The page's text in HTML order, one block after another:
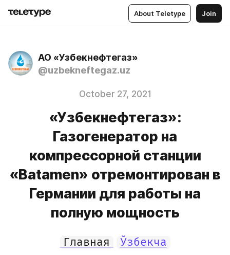
About Teletype Join
АО «Узбекнефтегаз»
@uzbekneftegaz.uz
October 27, 2021
«Узбекнефтегаз»:
Газогенератор на
компрессорной станции
«Batamen» отремонтирован в
Германии для работы на
полную мощность
Главная Ўзбекча